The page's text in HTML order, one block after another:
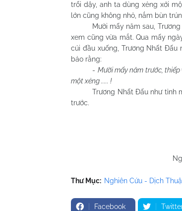
trổi dậy, anh ta dùng xẻng xới
lớn cũng không nhỏ, nắm bùn
Mười mấy năm sau, Trương
xem cũng vừa mắt. Qua mấy
cúi đầu xuống, Trương Nhất Đấu
bảo rằng:
- Mười mấy năm trước,
một xẻng ..... !
Trương Nhất Đấu như tỉnh
trước.
Huỳnh
Quy Nhơn
Thư Mục: Nghiên Cứu - Dịch
Facebook